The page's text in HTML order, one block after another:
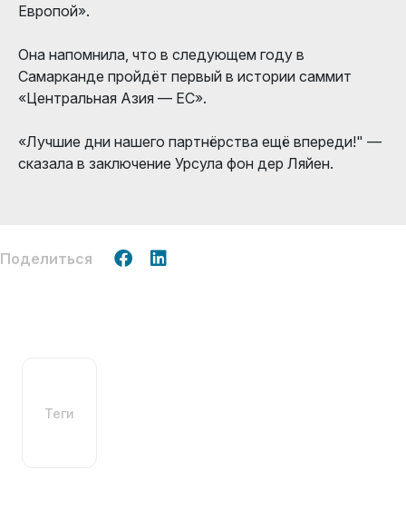
Европой».
Она напомнила, что в следующем году в
Самарканде пройдёт первый в истории саммит
«Центральная Азия — ЕС».
«Лучшие дни нашего партнёрства ещё впереди!" —
сказала в заключение Урсула фон дер Ляйен.
Поделиться
Теги